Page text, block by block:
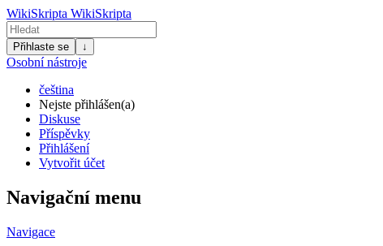
WikiSkripta WikiSkripta
Přihlaste se ↓
Osobní nástroje
čeština
Nejste přihlášen(a)
Diskuse
Příspěvky
Přihlášení
Vytvořit účet
Navigační menu
Navigace